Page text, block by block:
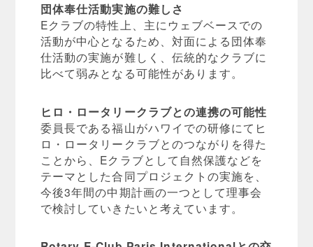
団体奉仕活動実施の難しさ
Eクラブの特性上、主にウェブベースでの
活動が中心となるため、対面による団体奉
仕活動の実施が難しく、伝統的なクラブに
比べて弱みとなる可能性があります。
ヒロ・ロータリークラブとの連携の可能性
委員長である福山がハワイでの研修にてヒ
ロ・ロータリークラブとのつながりを得た
ことから、Eクラブとして自然保護などを
テーマとした合同プロジェクトの実施を、
今後3年間の中期計画の一つとして理事会
で検討していきたいと考えています。